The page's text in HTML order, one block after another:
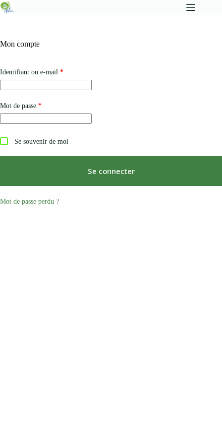
Mon compte
Identifiant ou e-mail *
Mot de passe *
Se souvenir de moi
Se connecter
Mot de passe perdu ?